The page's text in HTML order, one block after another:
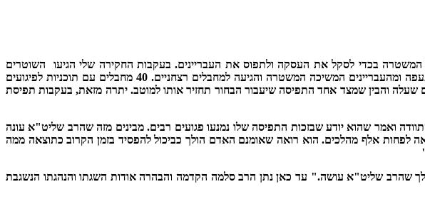
המשטרה בכדי לסקל את העסקה ולתפוס את העבריינים. בעקבות החקירה שלי הגיעו השוטרים
לעבריינים, אך למעשה הם הגיעו להרבה יותר מזה. העסקה כמובן לא הצליחה, אבל החקירה שהתחילה איתי המשיכה והסתעפה ומהעבריינים המשיכה המשטרה והגיעה למחבלים רצחניים. 40 מחבלים עם תוכניות לפיגועים
והבין שמצד אחד התפיסה שיעבור הבחור תחזיר אותו למוטב. יתרה מזאת, בעקבות תפיסת
ואמר שהוא יודע שבזכות התפיסה שלו נמנעו פגועים רבים. מבינים מזה שהרב שליט"א עונה
לפחות אלף מהלכים. הוא רואה שאומנם האדם הולך כביכול להפסיד בזמן הקרוב כתוצאה ממה
שהרב שליט"א עושה." עד כאן נתן הרב סלמה הקדמה והבהרה אודות השגתו והנהגתו הנשגבת